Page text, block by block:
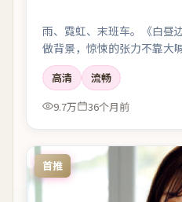
雨、霓虹、末班车。《白昼
做背景，惊悚的张力不靠大
出口」的沉默。
高清
流畅
9.7万
36个月前
首推